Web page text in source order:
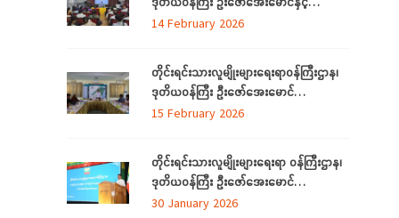
ရန်ကုန်တိုင်းဒေသကြီးအတွင်းရှိ ရခိုင်စာပေ
လူမှုရေးအသင်းအဖွဲ့များနှင့်တွေ့ဆုံ
14 February 2026
တိုင်းရင်းသားလူမျိုးများရေးရာဝန်ကြီးဌာန၊
ဒုတိယဝန်ကြီး ဦးဇော်အေးမောင်
ရန်ကုန်တိုင်းဒေသကြီးအတွင်းရှိ
သည့် သက်တိုင်းရင်းသားလူမျိုးများနှင့်
တွေ့ဆုံ၊ (၃၉)ကြိမ်မြောက် ဂုဏဝိသိဌပူဇာ
မင်္ဂလာပွဲအခမ်းအနား အောင်မြင်စွာကျင်းပ
နိုင်ရေး လုပ်ငန်းညှိနှိုင်းအစည်းအဝေးသို့
15 February 2026
တိုင်းရင်းသားလူမျိုးများရေးရာ ဝန်ကြီးဌာန၊
ဒုတိယဝန်ကြီး ဦးဇော်အေးမောင်
တိုင်းရင်းသားလူမျိုးများရေးရာဝန်ကြီးဌာန Al
30 January 2026